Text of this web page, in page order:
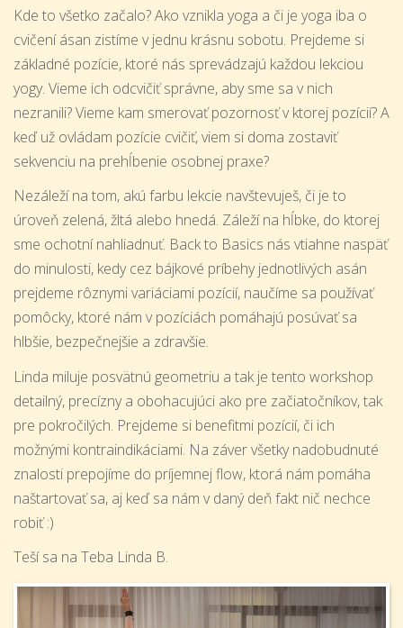
Kde to všetko začalo? Ako vznikla yoga a či je yoga iba o
cvičení ásan zistíme v jednu krásnu sobotu. Prejdeme si
základné pozície, ktoré nás sprevádzajú každou lekciou
yogy. Vieme ich odcvičiť správne, aby sme sa v nich
nezranili? Vieme kam smerovať pozornosť v ktorej pozícií? A
keď už ovládam pozície cvičiť, viem si doma zostaviť
sekvenciu na prehĺbenie osobnej praxe?
Nezáleží na tom, akú farbu lekcie navštevuješ, či je to
úroveň zelená, žltá alebo hnedá. Záleží na hĺbke, do ktorej
sme ochotní nahliadnuť. Back to Basics nás vtiahne naspäť
do minulosti, kedy cez bájkové príbehy jednotlivých asán
prejdeme rôznymi variáciami pozícií, naučíme sa používať
pomôcky, ktoré nám v pozíciách pomáhajú posúvať sa
hlbšie, bezpečnejšie a zdravšie.
Linda miluje posvätnú geometriu a tak je tento workshop
detailný, precízny a obohacujúci ako pre začiatočníkov, tak
pre pokročilých. Prejdeme si benefitmi pozícií, či ich
možnými kontraindikáciami. Na záver všetky nadobudnuté
znalosti prepojíme do príjemnej flow, ktorá nám pomáha
naštartovať sa, aj keď sa nám v daný deň fakt nič nechce
robiť :)
Teší sa na Teba Linda B.